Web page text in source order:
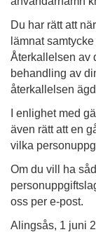
Du har rätt att
lämnat
Återkallelsen av
behandling av
återkallelsen
I enlighet med
även rätt att en
vilka
Om du vill ha
oss per e-post.
Alingsås, 1 juni